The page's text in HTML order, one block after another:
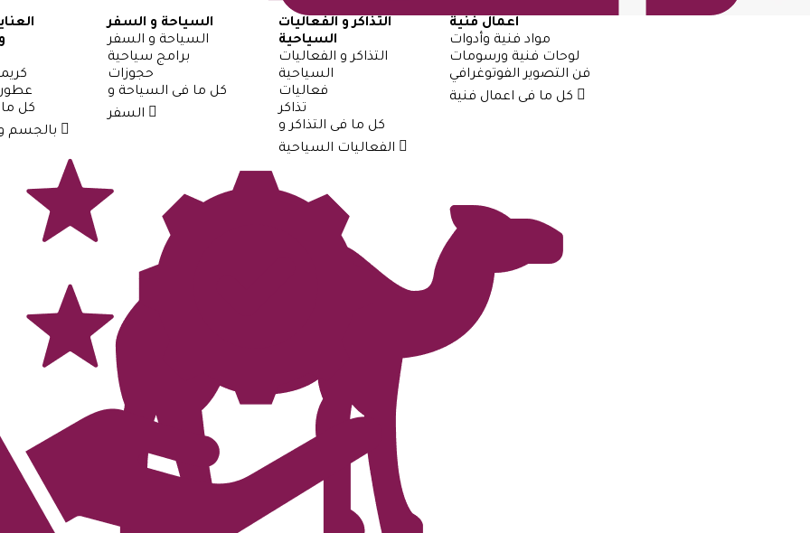
اعمال فنية
مواد فنية وأدوات
لوحات فنية ورسومات
فن التصوير الفوتوغرافي
التذاكر و الفعاليات
السياحية
التذاكر و الفعاليات
السياحية
فعاليات
تذاكر
كل ما فى التذاكر و
السياحة و السفر
السياحة و السفر
برامج سياحية
حجوزات
كل ما فى السياحة و
كل ما